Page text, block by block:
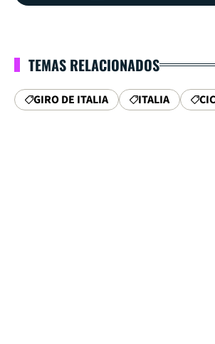
TEMAS RELACIONADOS
GIRO DE ITALIA ITALIA